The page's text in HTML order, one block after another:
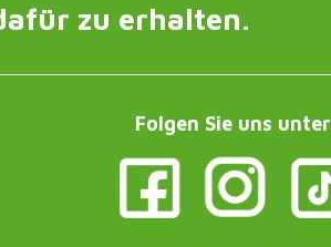
zu erhalten.
Folgen Sie uns unter